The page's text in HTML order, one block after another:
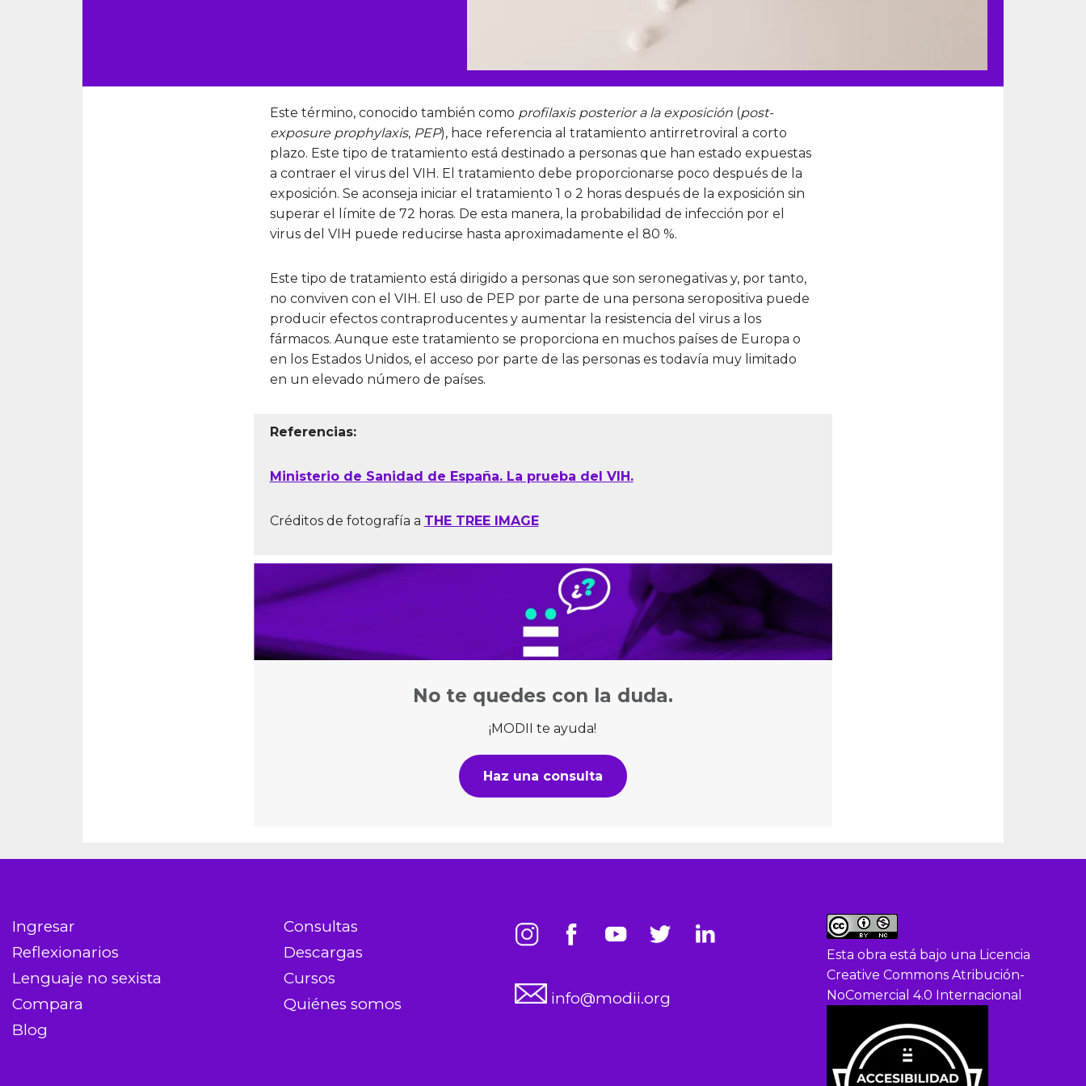
Este término, conocido también como profilaxis posterior a la exposición(post-
exposure prophylaxis, PEP), hace referencia al tratamiento antirretroviral a corto
plazo. Este tipo de tratamiento está destinado a personas que han estado expuestas
a contraer el virus del VIH. El tratamiento debe proporcionarse poco después de la
exposición. Se aconseja iniciar el tratamiento 1 o 2 horas después de la exposición sin
superar el límite de 72 horas. De esta manera, la probabilidad de infección por el
virus del VIH puede reducirse hasta aproximadamente el 80 %.
Este tipo de tratamiento está dirigido a personas que son seronegativas y, por tanto,
no conviven con el VIH. El uso de PEP por parte de una persona seropositiva puede
producir efectos contraproducentes y aumentar la resistencia del virus a los
fármacos. Aunque este tratamiento se proporciona en muchos países de Europa o
en los Estados Unidos, el acceso por parte de las personas es todavía muy limitado
en un elevado número de países.
Referencias:
Ministerio de Sanidad de España. La prueba del VIH.
Créditos de fotografía a THE TREE IMAGE
No te quedes con la duda.
¡MODII te ayuda!
Haz una consulta
Ingresar
Reflexionarios
Lenguaje no sexista
Compara
Blog
Consultas
Descargas
Cursos
Quiénes somos
info@modii.org
Esta obra está bajo una Licencia
Creative Commons Atribución-
NoComercial 4.0 Internacional